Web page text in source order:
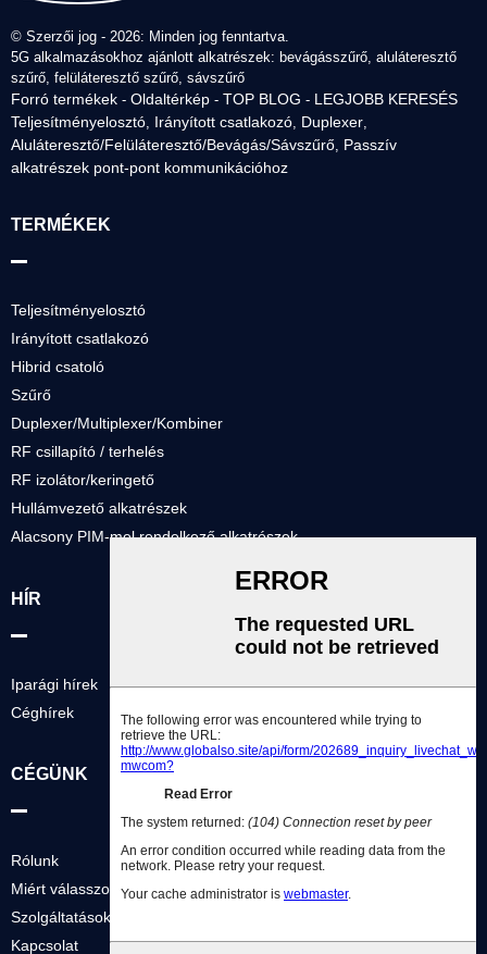
© Szerzői jog - 2026: Minden jog fenntartva.
5G alkalmazásokhoz ajánlott alkatrészek: bevágásszűrő, aluláteresztő
szűrő, felüláteresztő szűrő, sávszűrő
Forró termékek -Oldaltérkép -TOP BLOG - LEGJOBB KERESÉS
Teljesítményelosztó Irányított csatlakozó Duplexer
Aluláteresztő/Felüláteresztő/Bevágás/Sávszűrő Passzív
alkatrészek pont-pont kommunikációhoz
TERMÉKEK
Teljesítményelosztó
Irányított csatlakozó
Hibrid csatoló
Szűrő
Duplexer/Multiplexer/Kombiner
RF csillapító / terhelés
RF izolátor/keringető
Hullámvezető alkatrészek
Alacsony PIM-mel rendelkező alkatrészek
HÍR
Iparági hírek
Céghírek
CÉGÜNK
Rólunk
Miért válasszon minket?
Szolgáltatások
Kapcsolat